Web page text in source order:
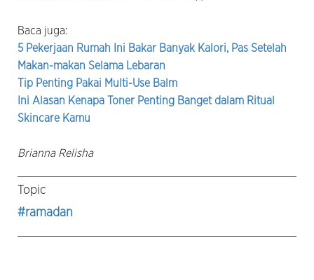
Baca juga:
5 Pekerjaan Rumah Ini Bakar Banyak Kalori, Pas Setelah
Makan-makan Selama Lebaran
Tip Penting Pakai Multi-Use Balm
Ini Alasan Kenapa Toner Penting Banget dalam Ritual
Skincare Kamu
Brianna Relisha
Topic
#ramadan